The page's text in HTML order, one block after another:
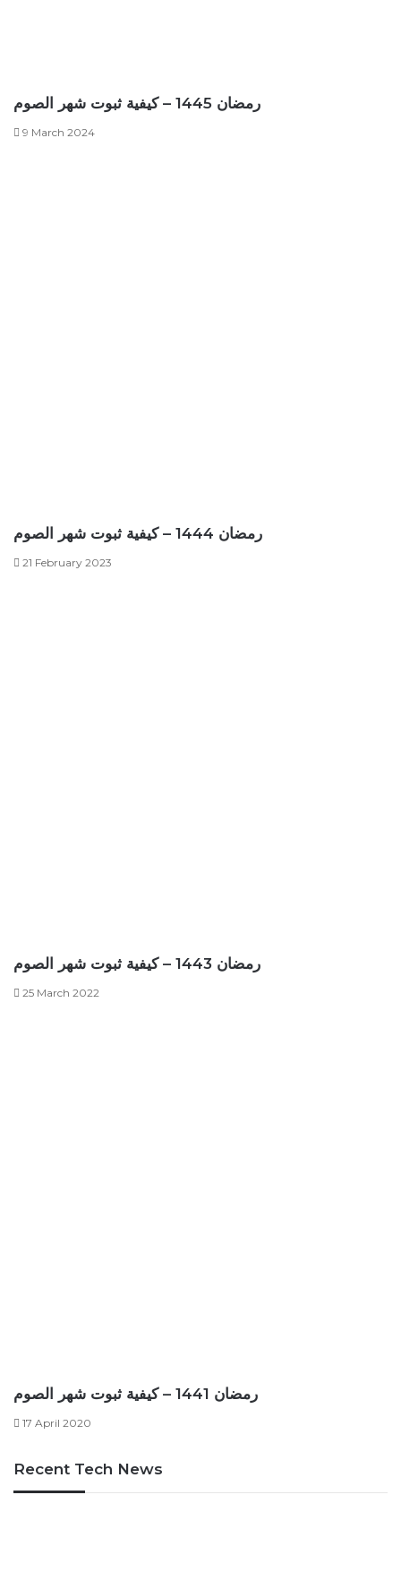
رمضان 1445 – كيفية ثبوت شهر الصوم
9 March 2024
رمضان 1444 – كيفية ثبوت شهر الصوم
21 February 2023
رمضان 1443 – كيفية ثبوت شهر الصوم
25 March 2022
رمضان 1441 – كيفية ثبوت شهر الصوم
17 April 2020
Recent Tech News